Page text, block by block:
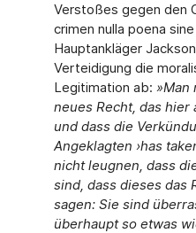
Verstoßes gegen den
crimen nulla poena
Hauptankläger
Verteidigung die
Legitimation ab: »Man
neues Recht, das
und dass die
Angeklagten ›has
nicht leugnen, dass
sind, dass dieses das
sagen: Sie sind
überhaupt so etwas